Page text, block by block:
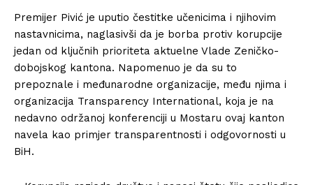
Premijer Pivić je uputio čestitke učenicima i njihovim
nastavnicima, naglasivši da je borba protiv korupcije
jedan od ključnih prioriteta aktuelne Vlade Zeničko-
dobojskog kantona. Napomenuo je da su to
prepoznale i međunarodne organizacije, među njima i
organizacija Transparency International, koja je na
nedavno održanoj konferenciji u Mostaru ovaj kanton
navela kao primjer transparentnosti i odgovornosti u
BiH.